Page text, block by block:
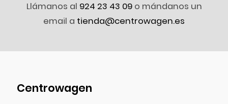
Llámanos al 924 23 43 09o mándanos un
email a tienda@centrowagen.es
Centrowagen